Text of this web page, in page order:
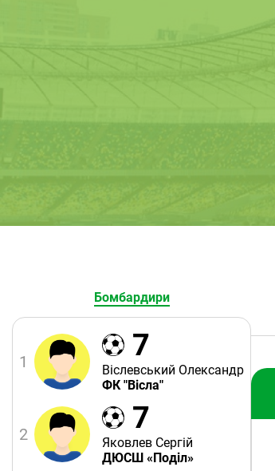
Бомбардири
1 7
Віслевський Олександр
ФК "Вісла"
2 7
Яковлев Сергій
ДЮСШ «Поділ»